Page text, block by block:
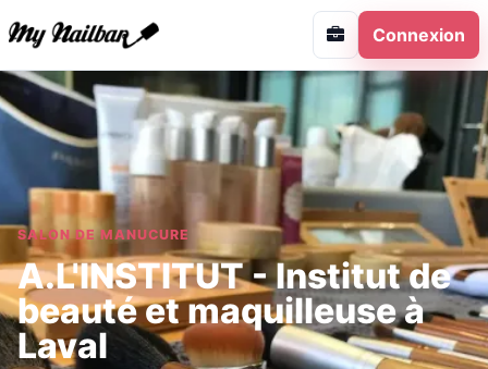
Connexion
SALON DE MANUCURE
A.L'INSTITUT - Institut de
beauté et maquilleuse à
Laval